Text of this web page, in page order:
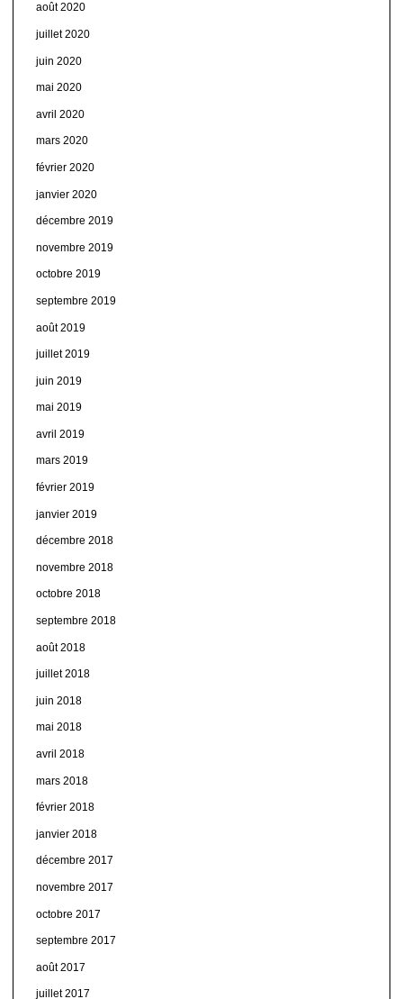
août 2020
juillet 2020
juin 2020
mai 2020
avril 2020
mars 2020
février 2020
janvier 2020
décembre 2019
novembre 2019
octobre 2019
septembre 2019
août 2019
juillet 2019
juin 2019
mai 2019
avril 2019
mars 2019
février 2019
janvier 2019
décembre 2018
novembre 2018
octobre 2018
septembre 2018
août 2018
juillet 2018
juin 2018
mai 2018
avril 2018
mars 2018
février 2018
janvier 2018
décembre 2017
novembre 2017
octobre 2017
septembre 2017
août 2017
juillet 2017